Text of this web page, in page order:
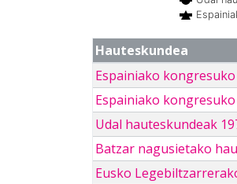
Hauteskundea
Espainiako
Espainiako
Udal hauteskundeak
Batzar nagusietako
Eusko